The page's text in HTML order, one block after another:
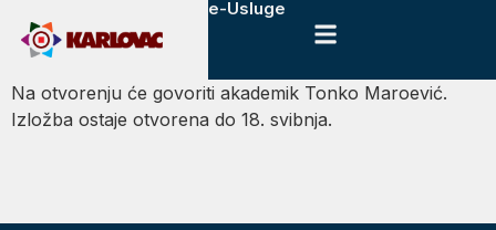
e-Usluge
Na otvorenju će govoriti akademik Tonko Maroević.
Izložba ostaje otvorena do 18. svibnja.